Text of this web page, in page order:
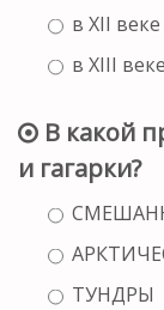
в XII веке
в XIII веке
В какой
и гагарки?
ТУНДРЫ